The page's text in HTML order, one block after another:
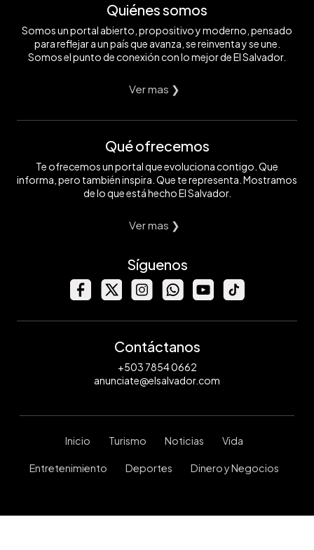
Quiénes somos
Somos un portal abierto, propositivo y moderno, pensado
para reflejar a un país que avanza, se reinventa y se une.
Somos el punto de conexión con lo mejor de El Salvador.
Ver mas ❯
Qué ofrecemos
Te ofrecemos un portal que evoluciona contigo. Que
informa, pero también inspira. Que te representa. Mostramos
de lo que está hecho El Salvador.
Ver mas ❯
Síguenos
Contáctanos
+503 7854 0662
anunciate@elsalvador.com
Inicio Turismo Noticias Vida
Entretenimiento Deportes Dinero y Negocios